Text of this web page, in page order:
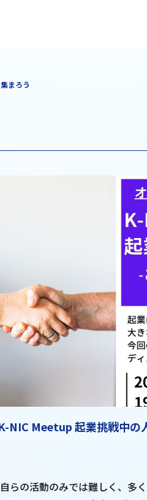
まろう
NIC Meetup 起業挑戦中の
らの活動のみでは難しく、多